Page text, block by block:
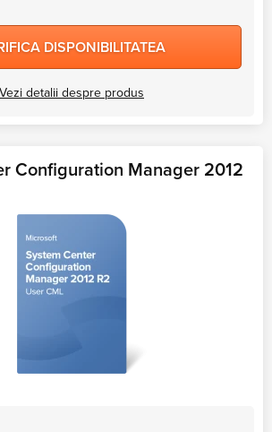
DISPONIBILITATEA
Vezi detalii despre produs
Configuration Manager 2012